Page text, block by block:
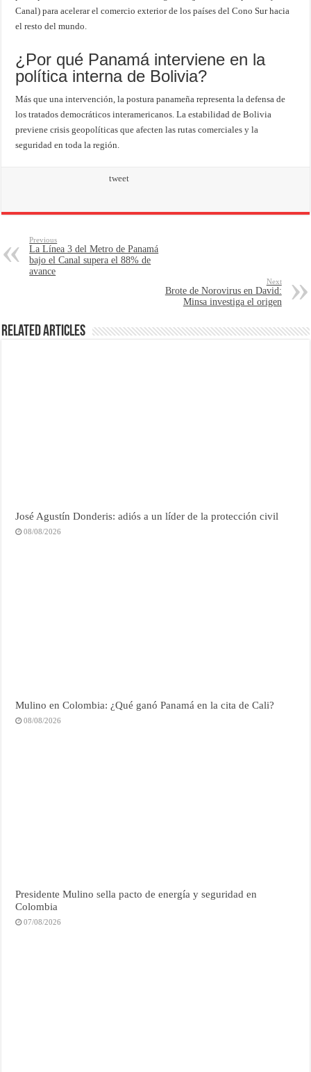
Canal) para acelerar el comercio exterior de los países del Cono Sur hacia
el resto del mundo.
¿Por qué Panamá interviene en la
política interna de Bolivia?
Más que una intervención, la postura panameña representa la defensa de
los tratados democráticos interamericanos. La estabilidad de Bolivia
previene crisis geopolíticas que afecten las rutas comerciales y la
seguridad en toda la región.
tweet
Previous
La Línea 3 del Metro de Panamá
bajo el Canal supera el 88% de
avance
Next
Brote de Norovirus en David:
Minsa investiga el origen
Related Articles
José Agustín Donderis: adiós a un líder de la protección civil
08/08/2026
Mulino en Colombia: ¿Qué ganó Panamá en la cita de Cali?
08/08/2026
Presidente Mulino sella pacto de energía y seguridad en
Colombia
07/08/2026